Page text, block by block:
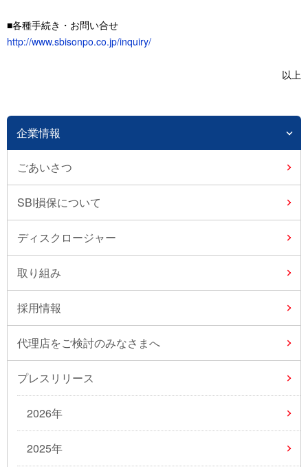
■各種手続き・お問い合せ
http://www.sbisonpo.co.jp/inquiry/
以上
企業情報
ごあいさつ
SBI損保について
ディスクロージャー
取り組み
採用情報
代理店をご検討のみなさまへ
プレスリリース
2026年
2025年